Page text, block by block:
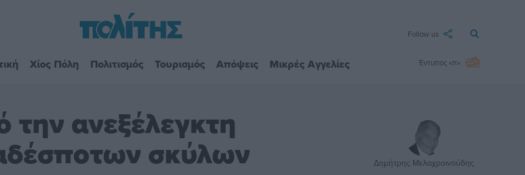
Follow us
Χίος Πόλη Πολιτισμός Τουρισμός Απόψεις Μικρές Αγγελίες Έντυπος «π»
ανεξέλεγκτη
σκύλων Δημήτρης Μελαχροινούδης